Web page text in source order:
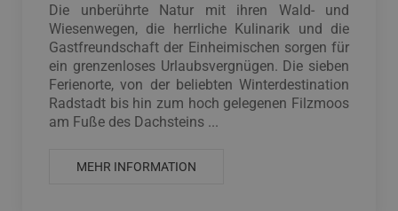
Die unberührte Natur mit ihren Wald- und
Wiesenwegen, die herrliche Kulinarik und die
Gastfreundschaft der Einheimischen sorgen für
ein grenzenloses Urlaubsvergnügen. Die sieben
Ferienorte, von der beliebten Winterdestination
Radstadt bis hin zum hoch gelegenen Filzmoos
am Fuße des Dachsteins ...
MEHR INFORMATION